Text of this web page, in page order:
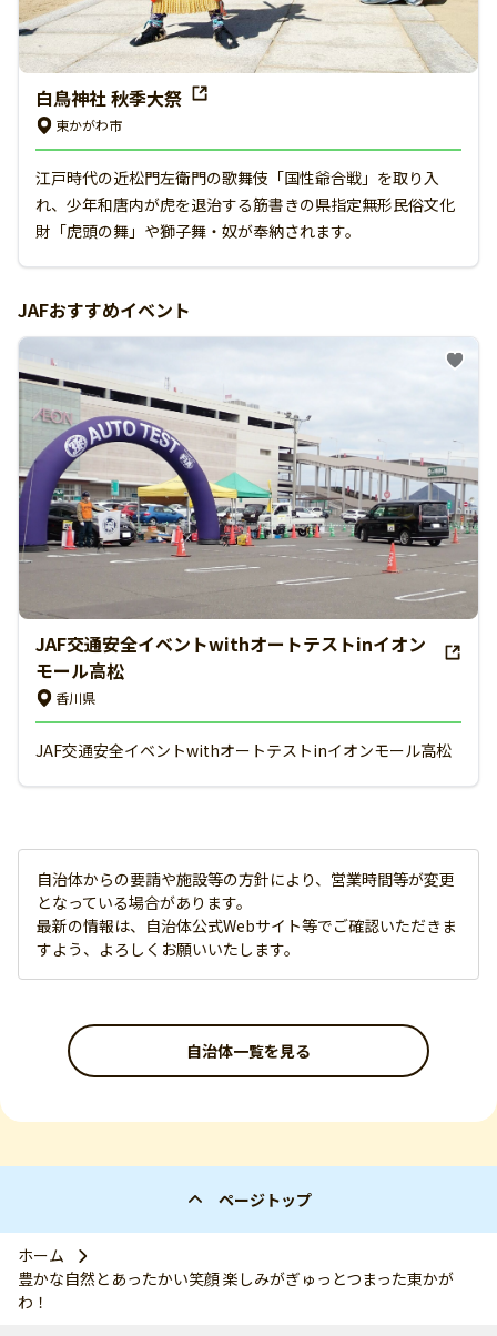
白鳥神社 秋季大祭
東かがわ市
江戸時代の近松門左衛門の歌舞伎「国性爺合戦」を取り入
れ、少年和唐内が虎を退治する筋書きの県指定無形民俗文化
財「虎頭の舞」や獅子舞・奴が奉納されます。
JAFおすすめイベント
JAF交通安全イベントwithオートテストinイオン
モール高松
香川県
JAF交通安全イベントwithオートテストinイオンモール高松
自治体からの要請や施設等の方針により、営業時間等が変更
となっている場合があります。
最新の情報は、自治体公式Webサイト等でご確認いただきま
すよう、よろしくお願いいたします。
自治体一覧を見る
ページトップ
ホーム
豊かな自然とあったかい笑顔 楽しみがぎゅっとつまった東かが
わ！